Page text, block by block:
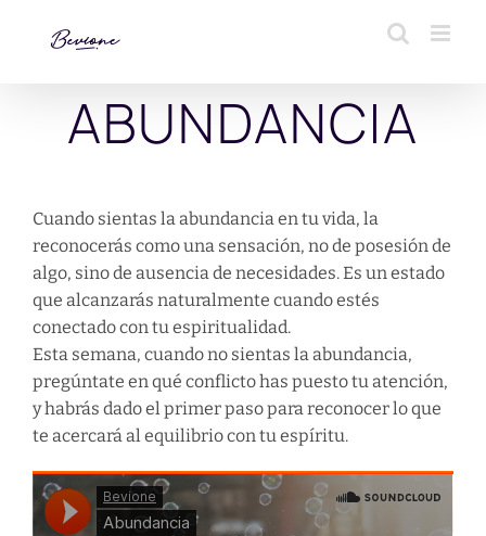
ABUNDANCIA
Cuando sientas la abundancia en tu vida, la
reconocerás como una sensación, no de posesión de
algo, sino de ausencia de necesidades. Es un estado
que alcanzarás naturalmente cuando estés
conectado con tu espiritualidad.
Esta semana, cuando no sientas la abundancia,
pregúntate en qué conflicto has puesto tu atención,
y habrás dado el primer paso para reconocer lo que
te acercará al equilibrio con tu espíritu.